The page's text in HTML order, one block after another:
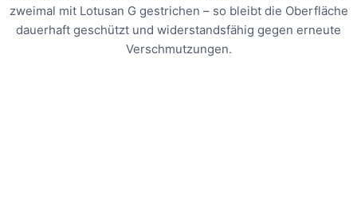
zweimal mit Lotusan G gestrichen – so bleibt die Oberfläche
dauerhaft geschützt und widerstandsfähig gegen erneute
Verschmutzungen.